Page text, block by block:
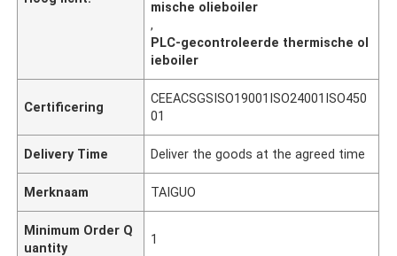
mische olieboiler
,
PLC-gecontroleerde thermische ol
ieboiler
Certificering
CEEACSGSISO19001ISO24001ISO450
01
Delivery Time Deliver the goods at the agreed time
Merknaam TAIGUO
Minimum Order Q
uantity
1